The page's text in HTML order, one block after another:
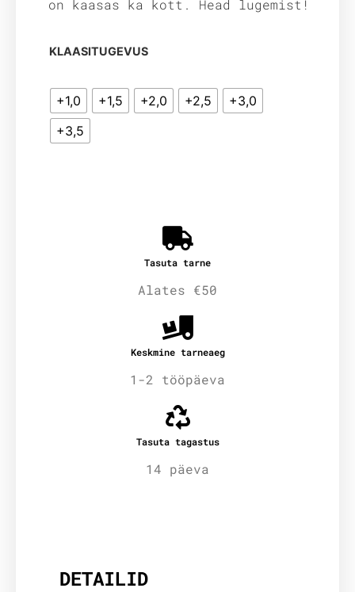
on kaasas ka kott. Head lugemist!
KLAASITUGEVUS
+1,0 +1,5 +2,0 +2,5
+3,0
+3,5
Tasuta tarne
Alates €50
Keskmine tarneaeg
1-2 tööpäeva
Tasuta tagastus
14 päeva
DETAILID